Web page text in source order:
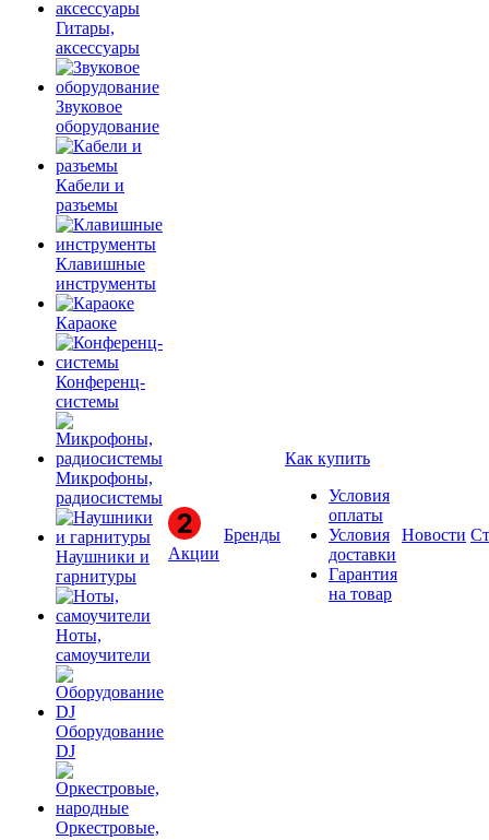
Гитары,
аксессуары
Звуковое
оборудование
Кабели и
разъемы
Клавишные
инструменты
Караоке
Конференц-
системы
Микрофоны,
радиосистемы
Наушники и
гарнитуры
Ноты,
самоучители
Оборудование
DJ
Оркестровые,
Акции
Бренды
Как купить
Условия
оплаты
Условия
доставки
Гарантия
на товар
Новости